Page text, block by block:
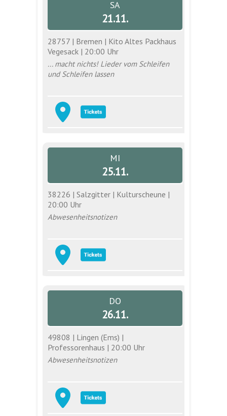
SA
21.11.
28757 | Bremen | Kito Altes Packhaus
Vegesack | 20:00 Uhr
... macht nichts! Lieder vom Schleifen
und Schleifen lassen
MI
25.11.
38226 | Salzgitter | Kulturscheune |
20:00 Uhr
Abwesenheitsnotizen
DO
26.11.
49808 | Lingen (Ems) |
Professorenhaus | 20:00 Uhr
Abwesenheitsnotizen